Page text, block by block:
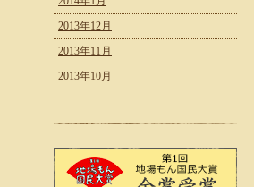
2013年12月
2013年11月
2013年10月